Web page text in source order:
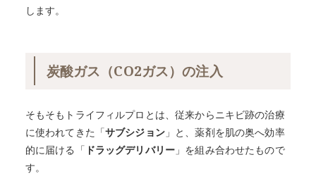
します。
炭酸ガス（CO2ガス）の注入
そもそもトライフィルプロとは、従来からニキビ跡の治療
に使われてきた「サブシジョン」と、薬剤を肌の奥へ効率
的に届ける「 ドラッグデリバリー 」を組み合わせたもので
す。